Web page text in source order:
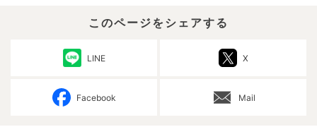
このページをシェアする
LINE X
Facebook Mail